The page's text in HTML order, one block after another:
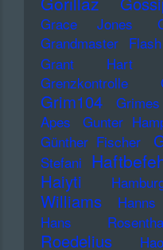
Grace Jones
Grandmaster
Grant Hart
Grenzkontrolle
Grim104 Grimes
Apes
Gunter
Günther Fischer
Stefani
Haiyti
Williams
Hans
Roedelius